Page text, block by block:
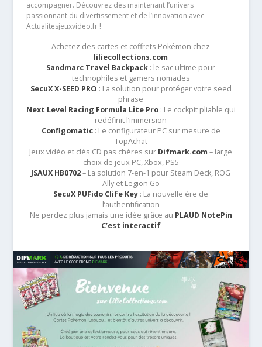
accompagner. Découvrez dès maintenant l’univers
passionnant du divertissement et de l’innovation avec
Actualitesjeuxvideo.fr !
Achetez des cartes et coffrets Pokémon chez
liliecollections.com
Sandmarc Travel Backpack : le sac ultime pour
technophiles et gamers nomades
SecuX X-SEED PRO : La solution pour protéger votre seed
phrase
Next Level Racing Formula Lite Pro: Le cockpit pliable qui
redéfinit l’immersion
Configomatic: Le configurateur PC sur mesure de
TopAchat
Jeux vidéo et clés CD pas chères sur Difmark.com – large
choix de jeux PC, Xbox, PS5
JSAUX HB0702– La solution 7-en-1 pour Steam Deck, ROG
Ally et Legion Go
SecuX PUFido Clife Key : La nouvelle ère de
l’authentification
Ne perdez plus jamais une idée grâce au PLAUD NotePin
C’est interactif